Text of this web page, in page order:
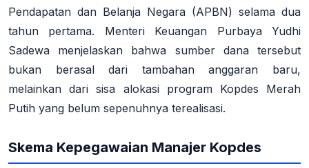
Pendapatan dan Belanja Negara (APBN) selama dua
tahun pertama. Menteri Keuangan Purbaya Yudhi
Sadewa menjelaskan bahwa sumber dana tersebut
bukan berasal dari tambahan anggaran baru,
melainkan dari sisa alokasi program Kopdes Merah
Putih yang belum sepenuhnya terealisasi.
Skema Kepegawaian Manajer Kopdes